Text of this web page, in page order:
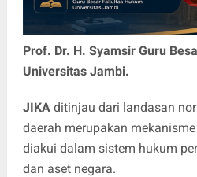
Prof. Dr. H. Syamsir Guru
Universitas Jambi.
JIKAditinjau dari landasan
daerah merupakan
diakui dalam sistem hukum
dan aset negara.